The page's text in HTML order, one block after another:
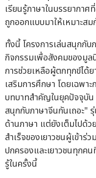
เรียนรู้ภาษาในบรรยากา
ถูกออกแบบมาให้เหมาะส
ทั้งนี้ โครงการเล่นสนุกกับ
กิจกรรมเพื่อสังคมของมูล
การช่วยเหลือผู้ตกทุกข์ได้
เสริมการศึกษา โดยเฉพา
บทบาทสำคัญในยุคปัจจุบัน
สนุกกับภาษาจีนกันเถอะ"
ด้านภาษา แต่ยังเต็มไปด้
สำเร็จของเยาวชนผู้เข้า
ปกครองและเยาวชนทุกค
รู้ในครั้งนี้